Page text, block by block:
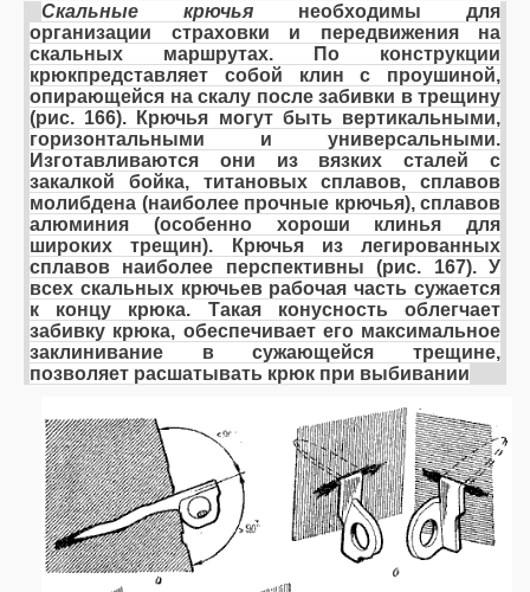
Скальные крючья необходимы для
организации страховки и передвижения на
скальных маршрутах. По конструкции
крюкпредставляет собой клин с проушиной,
опирающейся на скалу после забивки в трещину
(рис. 166).
Крючья могут быть вертикальными,
горизонтальными и универсальными.
Изготавливаются они из вязких сталей с
закалкой бойка, титановых сплавов, сплавов
молибдена (наиболее прочные крючья), сплавов
алюминия (особенно хороши клинья для
широких трещин). Крючья из легированных
сплавов наиболее перспективны (рис. 167). У
всех скальных крючьев рабочая часть сужается
к концу крюка. Такая конусность облегчает
забивку крюка, обеспечивает его максимальное
заклинивание в сужающейся трещине,
позволяет расшатывать крюк при выбивании